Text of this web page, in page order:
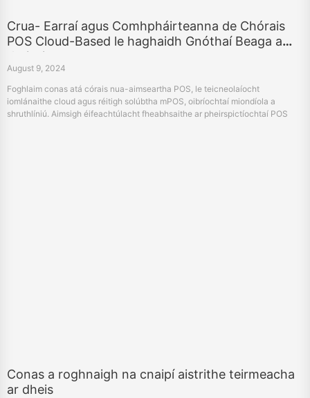
Crua- Earraí agus Comhpháirteanna de Chórais
POS Cloud-Based le haghaidh Gnóthaí Beaga a
thuiscint
August 9, 2024
Foghlaim conas atá córais nua-aimseartha POS, le teicneolaíocht
iomlánaithe cloud agus réitigh solúbtha mPOS, oibríochtaí miondíola a
shruthlíniú. Aimsigh éifeachtúlacht fheabhsaithe ar pheirspictíochtaí POS
Conas a roghnaigh na cnaipí aistrithe teirmeacha
ar dheis